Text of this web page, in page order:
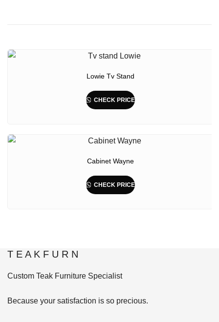
Lowie Tv Stand
CHECK PRICE
Cabinet Wayne
CHECK PRICE
T E A K F U R N
Custom Teak Furniture Specialist
Because your satisfaction is so precious.